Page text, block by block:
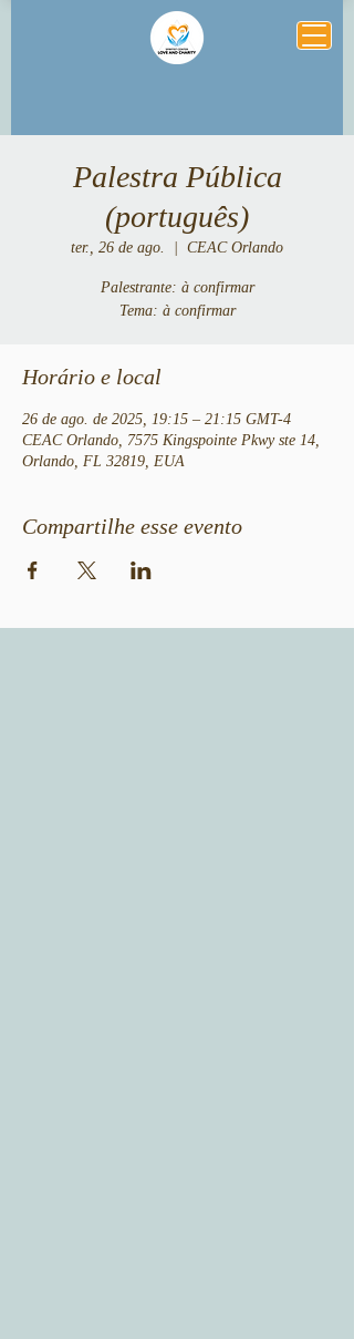
Palestra Pública
(português)
ter., 26 de ago. CEAC Orlando
Palestrante: à confirmar
Tema: à confirmar
Horário e local
26 de ago. de 2025, 19:15 – 21:15 GMT-4
CEAC Orlando, 7575 Kingspointe Pkwy ste 14,
Orlando, FL 32819, EUA
Compartilhe esse evento